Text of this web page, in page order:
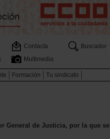
Contacta
Buscador
Multimedia
Formación Tu sindicato
General de Justicia, por la que se